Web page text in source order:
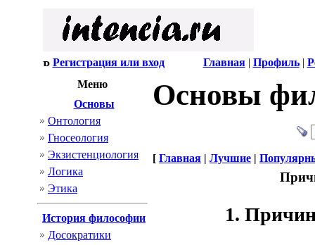
Регистрация или вход Главная| Профиль|
Меню
Основы
Онтология
Гносеология
Экзистенциология
Логика
Этика
История философии
Досократики
Основы
[ Главная | Лучшие |
1.